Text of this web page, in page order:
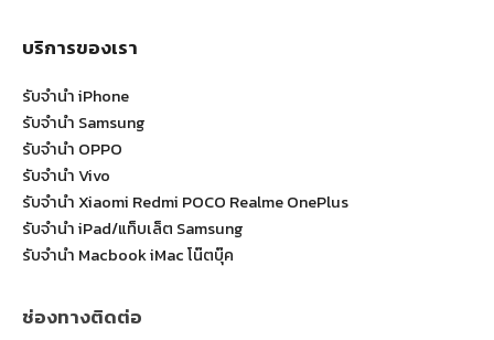
บริการของเรา
รับจำนำ iPhone
รับจำนำ Samsung
รับจำนำ OPPO
รับจำนำ Vivo
รับจำนำ Xiaomi Redmi POCO Realme OnePlus
รับจำนำ iPad/แท็บเล็ต Samsung
รับจำนำ Macbook iMac โน๊ตบุ๊ค
ช่องทางติดต่อ